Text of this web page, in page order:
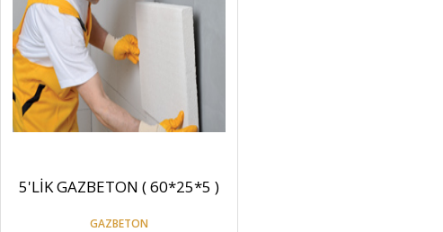
5'LİK GAZBETON ( 60*25*5 )
GAZBETON